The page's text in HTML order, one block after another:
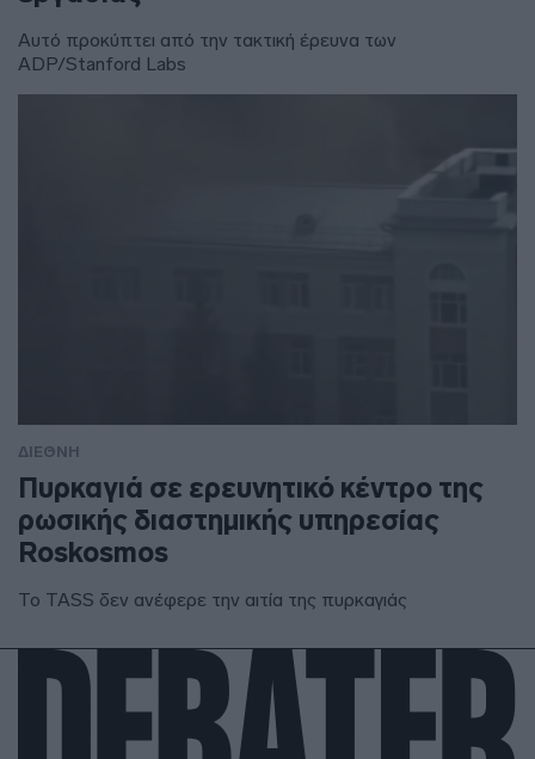
Αυτό προκύπτει από την τακτική έρευνα των
ADP/Stanford Labs
ΔΙΕΘΝΗ
Πυρκαγιά σε ερευνητικό κέντρο της
ρωσικής διαστημικής υπηρεσίας
Roskosmos
Το TASS δεν ανέφερε την αιτία της πυρκαγιάς